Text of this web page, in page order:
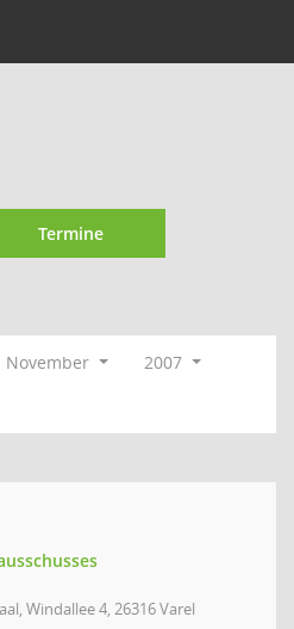
Termine
November
2007
Windallee 4, 26316 Varel